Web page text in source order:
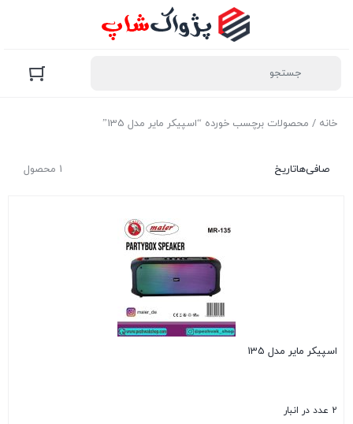
خانه / محصولات برچسب خورده “اسپیکر مایر مدل 135”
1 محصول صافی‌هاتاریخ
اسپیکر مایر مدل 135
2 عدد در انبار